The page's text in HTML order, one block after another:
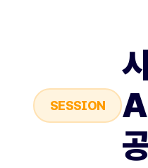
SESSION